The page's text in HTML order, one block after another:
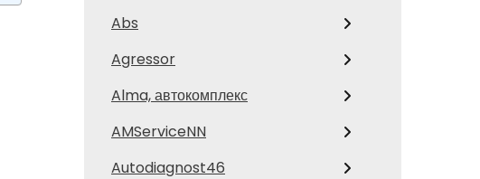
Abs
Agressor
Alma, автокомплекс
AMServiceNN
Autodiagnost46